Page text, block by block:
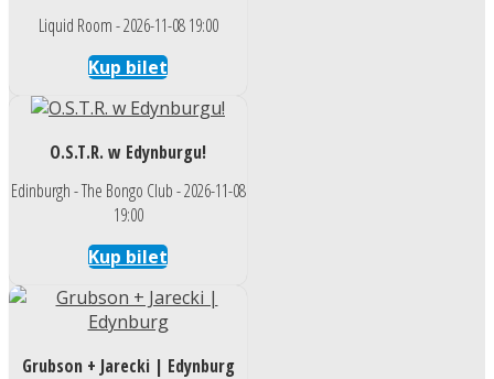
Liquid Room - 2026-11-08 19:00
Kup bilet
O.S.T.R. w Edynburgu!
Edinburgh - The Bongo Club - 2026-11-08
19:00
Kup bilet
Grubson + Jarecki | Edynburg